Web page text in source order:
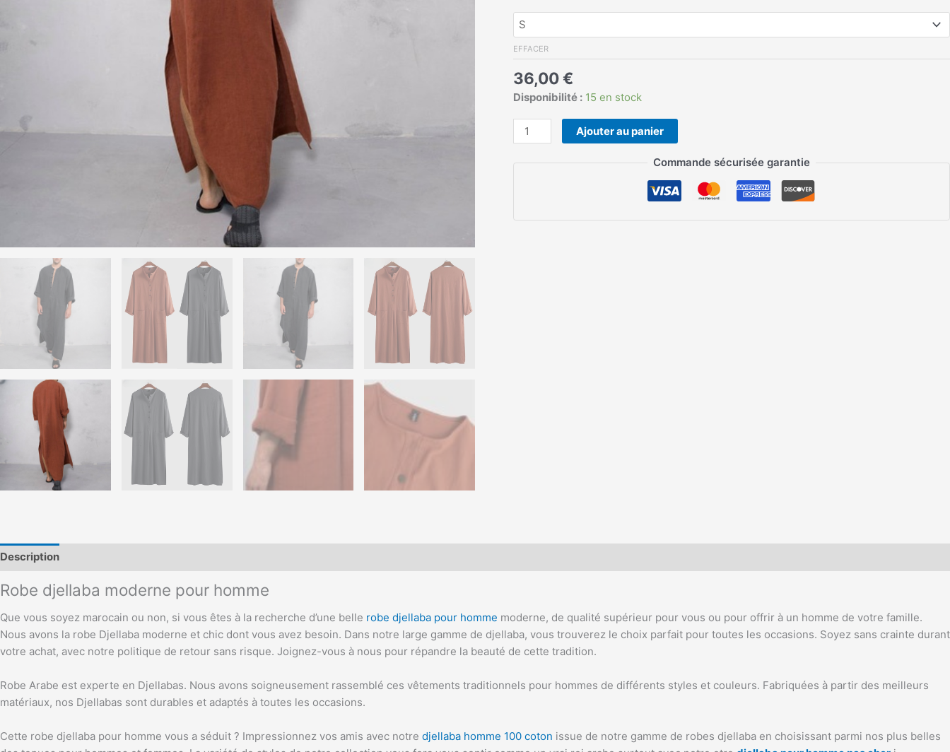
EFFACER
36,00€
Disponibilité : 15 en stock
Ajouter au panier
Commande sécurisée garantie
Description
Robe djellaba moderne pour homme
Que vous soyez marocain ou non, si vous êtes à la recherche d’une belle robe djellaba pour homme moderne, de qualité supérieur pour vous ou pour offrir à un homme de votre famille.
Nous avons la robe Djellaba moderne et chic dont vous avez besoin. Dans notre large gamme de djellaba, vous trouverez le choix parfait pour toutes les occasions. Soyez sans crainte durant
votre achat, avec notre politique de retour sans risque. Joignez-vous à nous pour répandre la beauté de cette tradition.
Robe Arabe est experte en Djellabas. Nous avons soigneusement rassemblé ces vêtements traditionnels pour hommes de différents styles et couleurs. Fabriquées à partir des meilleurs
matériaux, nos Djellabas sont durables et adaptés à toutes les occasions.
Cette robe djellaba pour homme vous a séduit ? Impressionnez vos amis avec notre djellaba homme 100 coton issue de notre gamme de robes djellaba en choisissant parmi nos plus belles